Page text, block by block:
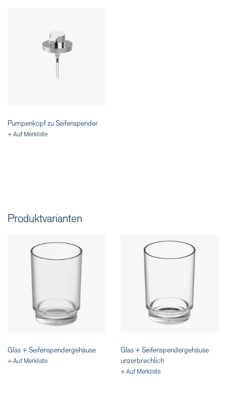
Pumpenkopf zu Seifenspender
+ Auf Merkliste
Produktvarianten
Glas + Seifenspendergehäuse
+ Auf Merkliste
Glas + Seifenspendergehäuse
unzerbrechlich
+ Auf Merkliste